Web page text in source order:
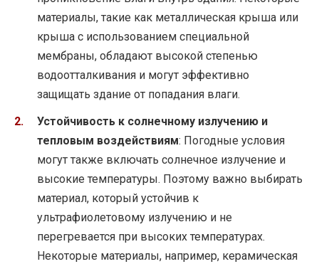
материалы, такие как металлическая крыша или
крыша с использованием специальной
мембраны, обладают высокой степенью
водоотталкивания и могут эффективно
защищать здание от попадания влаги.
Устойчивость к солнечному излучению и
тепловым воздействиям: Погодные условия
могут также включать солнечное излучение и
высокие температуры. Поэтому важно выбирать
материал, который устойчив к
ультрафиолетовому излучению и не
перегревается при высоких температурах.
Некоторые материалы, например, керамическая